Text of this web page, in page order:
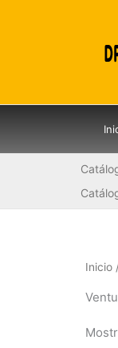
Inicio